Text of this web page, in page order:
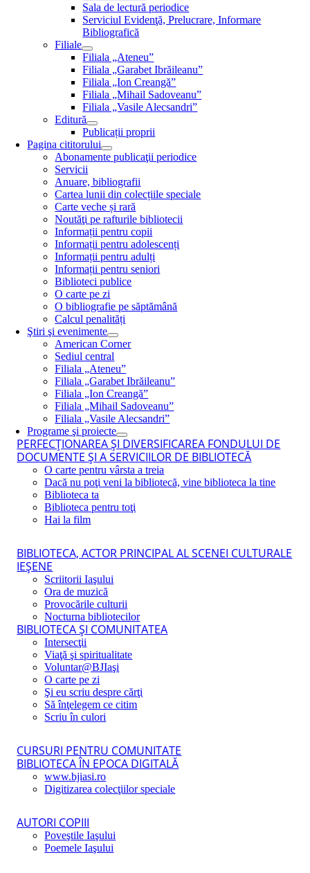
Sala de lectură periodice
Serviciul Evidenţă, Prelucrare, Informare
Bibliografică
Filiale
Filiala „Ateneu”
Filiala „Garabet Ibrăileanu”
Filiala „Ion Creangă”
Filiala „Mihail Sadoveanu”
Filiala „Vasile Alecsandri”
Editură
Publicații proprii
Pagina cititorului
Abonamente publicaţii periodice
Servicii
Anuare, bibliografii
Cartea lunii din colecțiile speciale
Carte veche și rară
Noutăţi pe rafturile bibliotecii
Informații pentru copii
Informații pentru adolescenți
Informații pentru adulți
Informații pentru seniori
Biblioteci publice
O carte pe zi
O bibliografie pe săptămână
Calcul penalități
Ştiri şi evenimente
American Corner
Sediul central
Filiala „Ateneu”
Filiala „Garabet Ibrăileanu”
Filiala „Ion Creangă”
Filiala „Mihail Sadoveanu”
Filiala „Vasile Alecsandri”
Programe şi proiecte
PERFECŢIONAREA ŞI DIVERSIFICAREA FONDULUI DE
DOCUMENTE ŞI A SERVICIILOR DE BIBLIOTECĂ
O carte pentru vârsta a treia
Dacă nu poţi veni la bibliotecă, vine biblioteca la tine
Biblioteca ta
Biblioteca pentru toţi
Hai la film
BIBLIOTECA, ACTOR PRINCIPAL AL SCENEI CULTURALE
IEŞENE
Scriitorii Iaşului
Ora de muzică
Provocările culturii
Nocturna bibliotecilor
BIBLIOTECA ŞI COMUNITATEA
Intersecţii
Viaţă şi spiritualitate
Voluntar@BJIaşi
O carte pe zi
Şi eu scriu despre cărţi
Să înţelegem ce citim
Scriu în culori
CURSURI PENTRU COMUNITATE
BIBLIOTECA ÎN EPOCA DIGITALĂ
www.bjiasi.ro
Digitizarea colecţiilor speciale
AUTORI COPIII
Poveştile Iaşului
Poemele Iaşului